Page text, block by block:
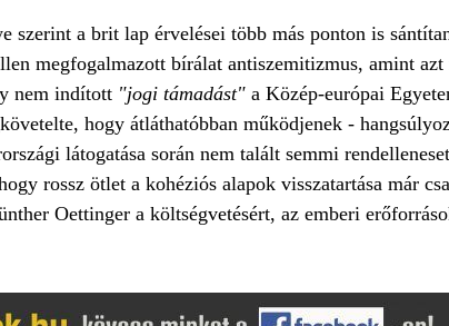
szerint a brit lap érvelései több más ponton is
megfogalmazott bírálat antiszemitizmus, amint
nem indított "jogi támadást" a Közép-európai
hogy átláthatóbban működjenek -
látogatása során nem talált semmi
rossz ötlet a kohéziós alapok visszatartása már
Oettinger a költségvetésért, az emberi